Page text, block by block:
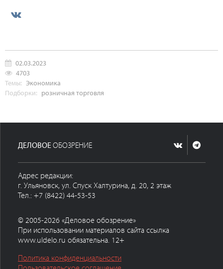
02.03.2023
4703
Темы: Экономика
Подборки: розничная торговля
ДЕЛОВОЕОБОЗРЕНИЕ
Адрес редакции:
г. Ульяновск, ул. Спуск Халтурина, д. 20, 2 этаж
Тел.: +7 (8422) 44-53-53
© 2005-2026 «Деловое обозрение»
При использовании материалов сайта ссылка
www.uldelo.ru обязательна. 12+
Политика конфиденциальности